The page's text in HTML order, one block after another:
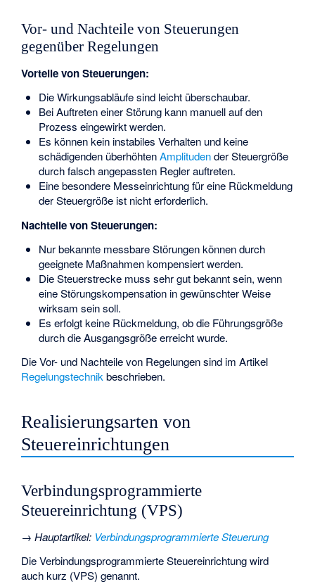
Vor- und Nachteile von Steuerungen
gegenüber Regelungen
Vorteile von Steuerungen:
Die Wirkungsabläufe sind leicht überschaubar.
Bei Auftreten einer Störung kann manuell auf den
Prozess eingewirkt werden.
Es können kein instabiles Verhalten und keine
schädigenden überhöhtenAmplitudender Steuergröße
durch falsch angepassten Regler auftreten.
Eine besondere Messeinrichtung für eine Rückmeldung
der Steuergröße ist nicht erforderlich.
Nachteile von Steuerungen:
Nur bekannte messbare Störungen können durch
geeignete Maßnahmen kompensiert werden.
Die Steuerstrecke muss sehr gut bekannt sein, wenn
eine Störungskompensation in gewünschter Weise
wirksam sein soll.
Es erfolgt keine Rückmeldung, ob die Führungsgröße
durch die Ausgangsgrößeerreicht wurde.
Die Vor- und Nachteile von Regelungen sind im Artikel
Regelungstechnikbeschrieben.
Realisierungsarten von
Steuereinrichtungen
Verbindungsprogrammierte
Steuereinrichtung (VPS)
→Hauptartikel: Verbindungsprogrammierte Steuerung
Die Verbindungsprogrammierte Steuereinrichtung wird
auch kurz (VPS) genannt.